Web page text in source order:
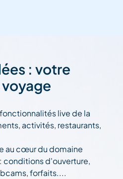
: votre
live de la
activités, restaurants,
au cœur du domaine
conditions d'ouverture,
forfaits....